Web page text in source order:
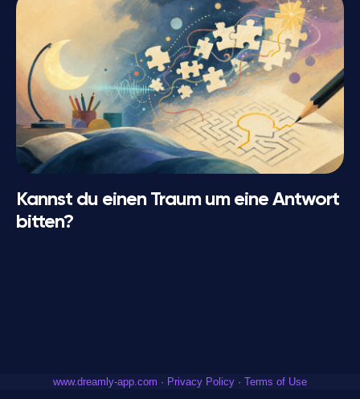
Kannst du einen Traum um eine Antwort
bitten?
www.dreamly-app.com · Privacy Policy · Terms of Use